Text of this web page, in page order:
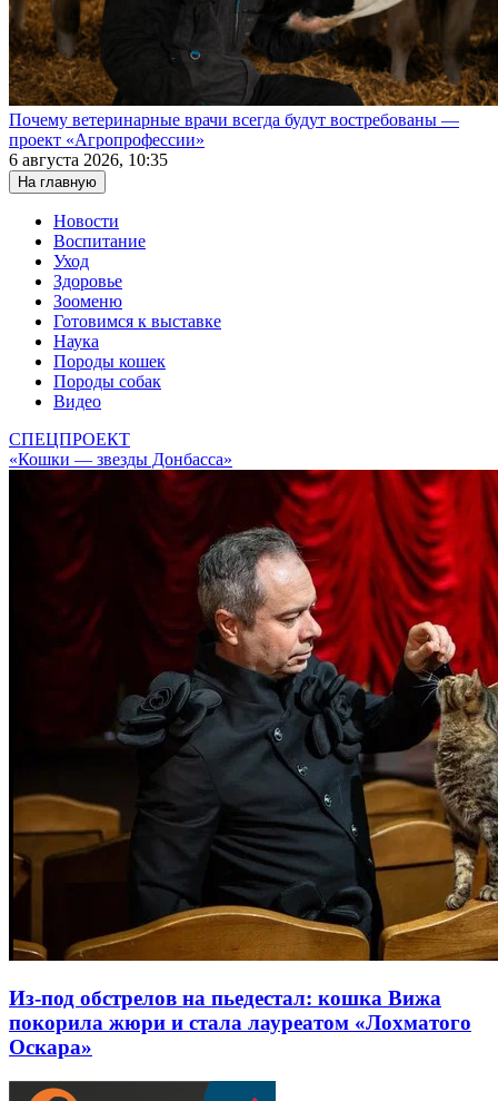
Почему ветеринарные врачи всегда будут востребованы —
проект «Агропрофессии»
6 августа 2026, 10:35
На главную
Новости
Воспитание
Уход
Здоровье
Зооменю
Готовимся к выставке
Наука
Породы кошек
Породы собак
Видео
СПЕЦПРОЕКТ
«Кошки — звезды Донбасса»
Из-под обстрелов на пьедестал: кошка Вижа
покорила жюри и стала лауреатом «Лохматого
Оскара»